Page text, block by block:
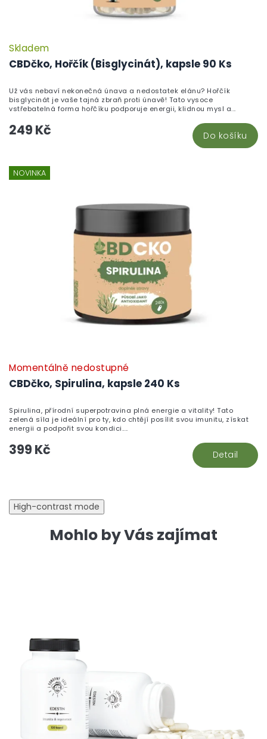
CBDčko, Hořčík (Bisglycinát), kapsle 90 Ks
Skladem
249 Kč Do košíku
Už vás nebaví nekonečná únava a nedostatek elánu? Hořčík
bisglycinát je vaše tajná zbraň proti únavě! Tato vysoce
vstřebatelná forma hořčíku podporuje energii, klidnou mysl a...
NOVINKA
CBDčko, Spirulina, kapsle 240 Ks
Momentálně nedostupné
399 Kč Detail
Spirulina, přírodní superpotravina plná energie a vitality! Tato
zelená síla je ideální pro ty, kdo chtějí posílit svou imunitu, získat
energii a podpořit svou kondici....
High-contrast mode
Mohlo by Vás zajímat